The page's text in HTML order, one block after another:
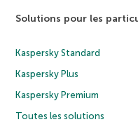
Solutions pour les
Kaspersky Standard
Kaspersky Plus
Kaspersky Premium
Toutes les solutions